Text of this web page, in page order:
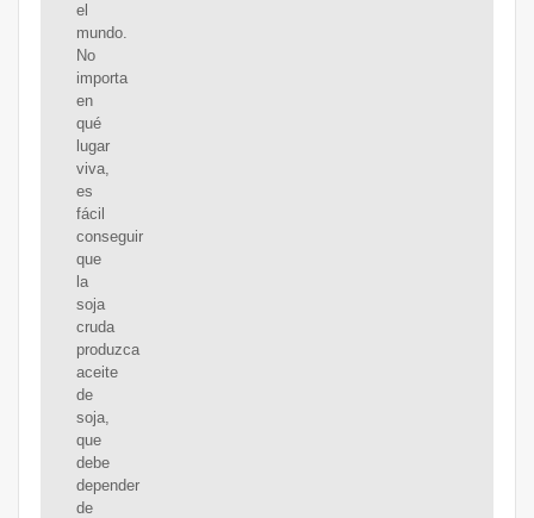
el
mundo.
No
importa
en
qué
lugar
viva,
es
fácil
conseguir
que
la
soja
cruda
produzca
aceite
de
soja,
que
debe
depender
de